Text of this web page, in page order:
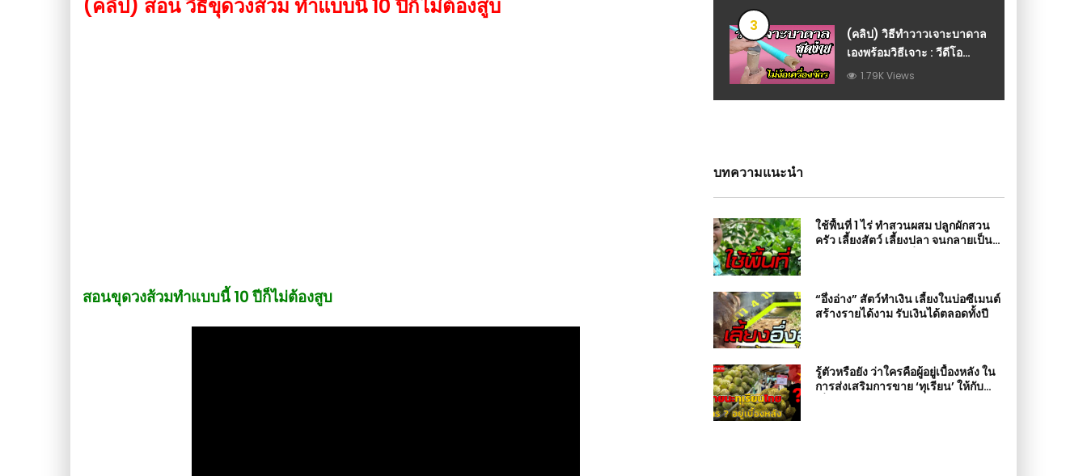
(คลิป) สอน วิธีขุดวงส้วม ทำแบบนี้ 10 ปีก็ไม่ต้องสูบ
สอนขุดวงส้วมทำแบบนี้ 10 ปีก็ไม่ต้องสูบ
3
(คลิป) วิธีทำวาวเจาะบาดาล
เองพร้อมวิธีเจาะ : วีดีโอ
เกษตร1.79K Views
บทความแนะนำ
ใช้พื้นที่ 1 ไร่ ทำสวนผสม ปลูกผักสวน
ครัว เลี้ยงสัตว์ เลี้ยงปลา จนกลายเป็น
“อึ่งอ่าง” สัตว์ทำเงิน เลี้ยงในบ่อซีเมนต์
สร้างรายได้งาม รับเงินได้ตลอดทั้งปี
รู้ตัวหรือยัง ว่าใครคือผู้อยู่เบื้องหลัง ใน
การส่งเสริมการขาย ‘ทุเรียน’ ให้กับ